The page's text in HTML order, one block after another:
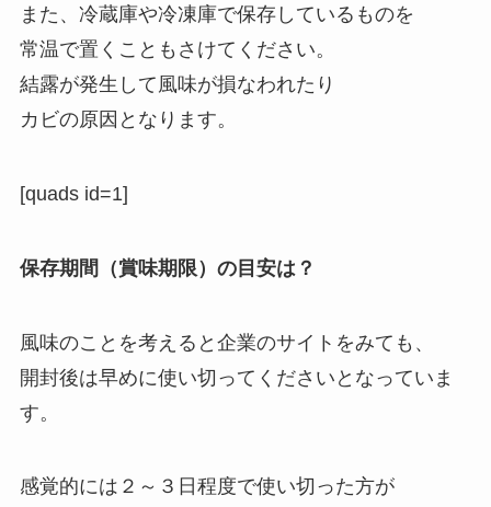
また、冷蔵庫や冷凍庫で保存しているものを
常温で置くこともさけてください。
結露が発生して風味が損なわれたり
カビの原因となります。
[quads id=1]
保存期間（賞味期限）の目安は？
風味のことを考えると企業のサイトをみても、
開封後は早めに使い切ってくださいとなっていま
す。
感覚的には２～３日程度で使い切った方が